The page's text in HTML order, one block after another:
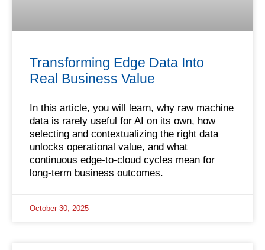
Transforming Edge Data Into
Real Business Value
In this article, you will learn, why raw machine
data is rarely useful for AI on its own, how
selecting and contextualizing the right data
unlocks operational value, and what
continuous edge-to-cloud cycles mean for
long-term business outcomes.
October 30, 2025